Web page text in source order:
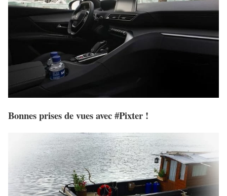
Bonnes prises de vues avec #Pixter !